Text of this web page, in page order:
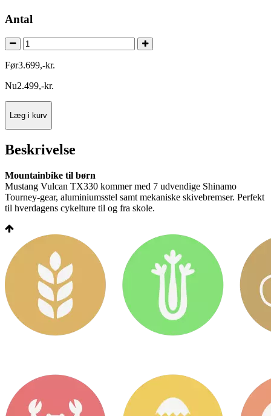
Antal
Før3.699,-kr.
Nu2.499,-kr.
Læg i kurv
Beskrivelse
Mountainbike til børn
Mustang Vulcan TX330 kommer med 7 udvendige Shinamo
Tourney-gear, aluminiumsstel samt mekaniske skivebremser. Perfekt
til hverdagens cykelture til og fra skole.